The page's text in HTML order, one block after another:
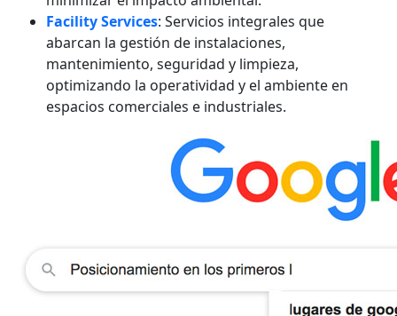
Facility Services: Servicios integrales que
abarcan la gestión de instalaciones,
mantenimiento, seguridad y limpieza,
optimizando la operatividad y el ambiente en
espacios comerciales e industriales.